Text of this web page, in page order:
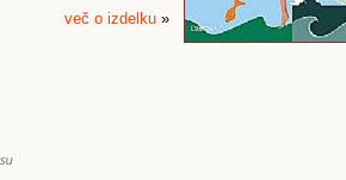
več o izdelku »